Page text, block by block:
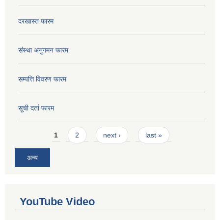
दरखास्त फारम
संस्था अनुगमन फारम
सम्पत्ति विवरण फारम
सूची दर्ता फारम
Pages1 2 next › last »
अन्य
YouTube Video